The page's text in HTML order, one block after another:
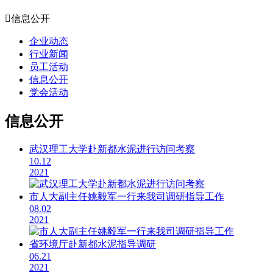
信息公开
企业动态
行业新闻
员工活动
信息公开
党会活动
信息公开
武汉理工大学赴新都水泥进行访问考察
10.12
2021
市人大副主任姚毅军一行来我司调研指导工作
08.02
2021
省环境厅赴新都水泥指导调研
06.21
2021